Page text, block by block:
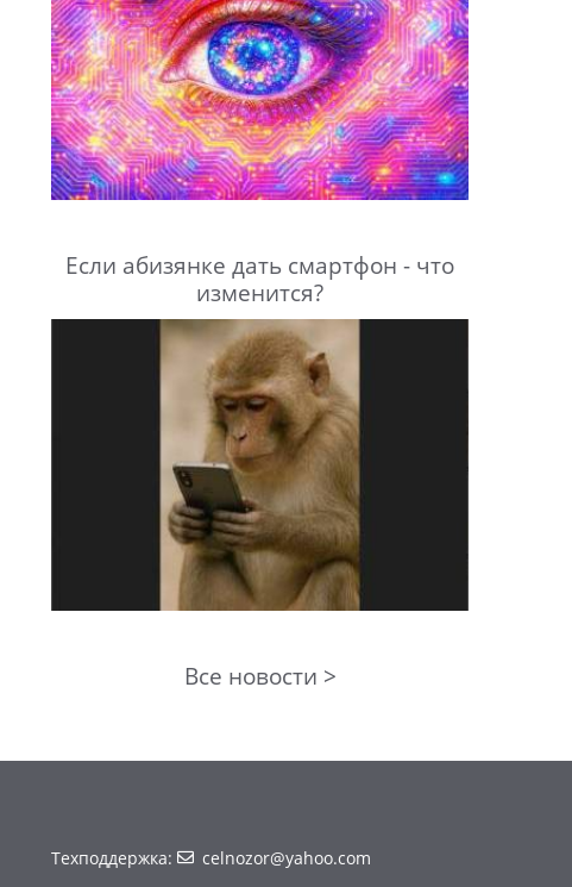
Если абизянке дать смартфон - что
изменится?
Все новости >
Техподдержка: celnozor@yahoo.com